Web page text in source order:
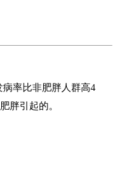
率比非肥胖人群高4
胖引起的。